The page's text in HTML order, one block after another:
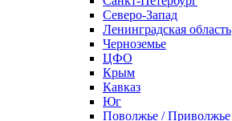
Северо-Запад
Ленинградская область
Черноземье
ЦФО
Крым
Кавказ
Юг
Поволжье / Приволжье